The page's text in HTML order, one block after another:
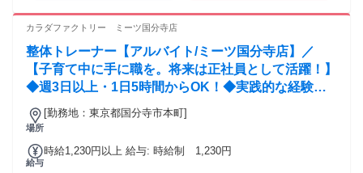
カラダファクトリー ミーツ国分寺店
整体トレーナー【アルバイト/ミーツ国分寺店】／
【子育て中に手に職を。将来は正社員として活躍！】
◆週3日以上・1日5時間からOK！◆実践的な経験を
積める環境です。
場所
[勤務地：東京都国分寺市本町]
給与
時給1,230円以上 給与: 時給制 1,230円